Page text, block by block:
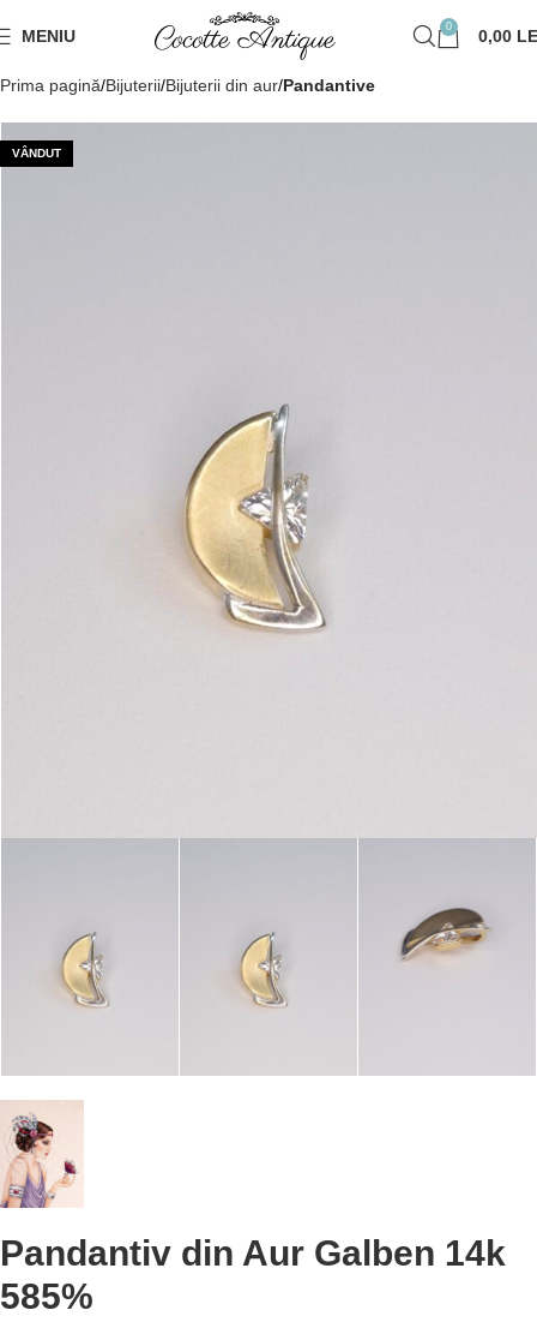
MENIU 0 0,00
Prima pagină Bijuterii Bijuterii din aur Pandantive
VÂNDUT
Pandantiv din Aur Galben 14k
585%